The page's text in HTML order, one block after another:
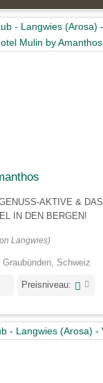
AKTIVE & DAS
IN DEN BERGEN!
Langwies)
Schweiz
Preisniveau: